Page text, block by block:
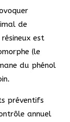
de
est
(le
du phénol
préventifs
annuel